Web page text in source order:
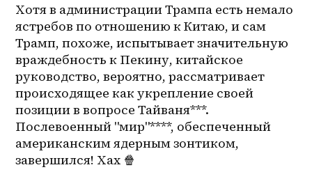
Хотя в администрации Трампа есть немало
ястребов по отношению к Китаю, и сам
Трамп, похоже, испытывает значительную
враждебность к Пекину, китайское
руководство, вероятно, рассматривает
происходящее как укрепление своей
позиции в вопросе Тайваня***.
Послевоенный "мир"****, обеспеченный
американским ядерным зонтиком,
завершился! Хах 🍿